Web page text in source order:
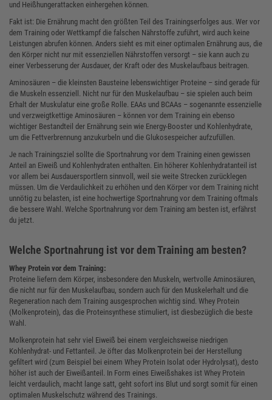
und Heißhungerattacken einhergehen können.
Fakt ist: Die Ernährung macht den größten Teil des Trainingserfolges aus. Wer vor
dem Training oder Wettkampf die falschen Nährstoffe zuführt, wird auch keine
Leistungen abrufen können. Anders sieht es mit einer optimalen Ernährung aus, die
den Körper nicht nur mit essenziellen Nährstoffen versorgt – sie kann auch zu
einer Verbesserung der Ausdauer, der Kraft oder des Muskelaufbaus beitragen.
Aminosäuren – die kleinsten Bausteine lebenswichtiger Proteine – sind gerade für
die Muskeln essenziell. Nicht nur für den Muskelaufbau – sie spielen auch beim
Erhalt der Muskulatur eine große Rolle. EAAs und BCAAs – sogenannte essenzielle
und verzweigtkettige Aminosäuren – können vor dem Training ein ebenso
wichtiger Bestandteil der Ernährung sein wie Energy-Booster und Kohlenhydrate,
um die Fettverbrennung anzukurbeln und die Glukosespeicher aufzufüllen.
Je nach Trainingsziel sollte die Sportnahrung vor dem Training einen gewissen
Anteil an Eiweiß und Kohlenhydraten enthalten. Ein höherer Kohlenhydratanteil ist
vor allem bei Ausdauersportlern sinnvoll, weil sie weite Strecken zurücklegen
müssen. Um die Verdaulichkeit zu erhöhen und den Körper vor dem Training nicht
unnötig zu belasten, ist eine hochwertige Sportnahrung vor dem Training oftmals
die bessere Wahl. Welche Sportnahrung vor dem Training am besten ist, erfährst
du jetzt.
Welche Sportnahrung ist vor dem Training am besten?
Whey Protein vor dem Training:
Proteine liefern dem Körper, insbesondere den Muskeln, wertvolle Aminosäuren,
die nicht nur für den Muskelaufbau, sondern auch für den Muskelerhalt und die
Regeneration nach dem Training ausgesprochen wichtig sind. Whey Protein
(Molkenprotein), das die Proteinsynthese stimuliert, ist diesbezüglich die beste
Wahl.
Molkenprotein hat sehr viel Eiweiß bei einem vergleichsweise niedrigen
Kohlenhydrat- und Fettanteil. Je öfter das Molkenprotein bei der Herstellung
gefiltert wird (zum Beispiel bei einem Whey Protein Isolat oder Hydrolysat), desto
höher ist auch der Eiweißanteil. In Form eines Eiweißshakes ist Whey Protein
leicht verdaulich, macht lange satt, geht sofort ins Blut und sorgt somit für einen
optimalen Muskelschutz während des Trainings.